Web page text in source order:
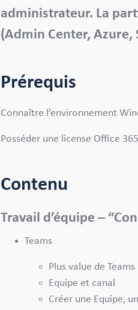
administrateur. La
(Admin Center,
Prérequis
Connaître l’environnement
Posséder une license Office
Contenu
Travail d’équipe –
Teams
Plus value de Teams
Equipe et canal
Créer une Equipe,